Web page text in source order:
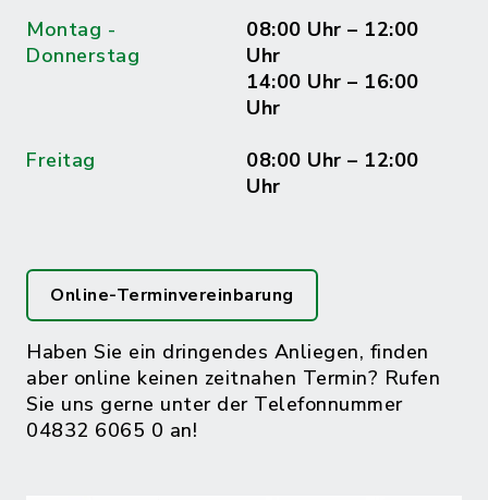
Montag -
Donnerstag
08:00 Uhr – 12:00
Uhr
14:00 Uhr – 16:00
Uhr
Freitag
08:00 Uhr – 12:00
Uhr
Online-Terminvereinbarung
Haben Sie ein dringendes Anliegen, finden
aber online keinen zeitnahen Termin? Rufen
Sie uns gerne unter der Telefonnummer
04832 6065 0 an!